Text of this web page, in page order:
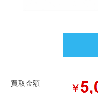
買取金額 ￥